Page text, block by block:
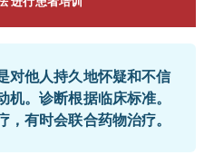
对他人持久地怀疑和不信
。诊断根据临床标准。
有时会联合药物治疗。